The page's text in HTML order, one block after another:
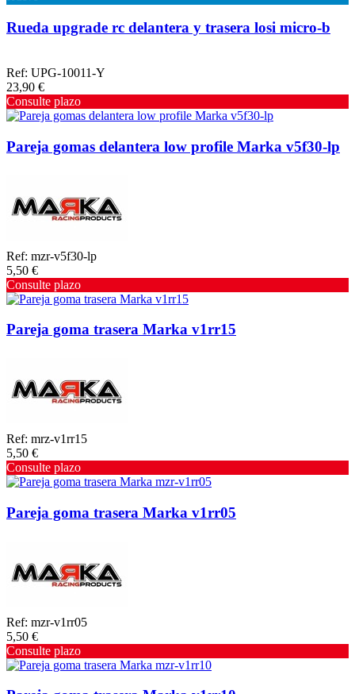
Rueda upgrade rc delantera y trasera losi micro-b
Ref: UPG-10011-Y
23,90 €
Consulte plazo
Pareja gomas delantera low profile Marka v5f30-lp
Ref: mzr-v5f30-lp
5,50 €
Consulte plazo
Pareja goma trasera Marka v1rr15
Ref: mrz-v1rr15
5,50 €
Consulte plazo
Pareja goma trasera Marka v1rr05
Ref: mzr-v1rr05
5,50 €
Consulte plazo